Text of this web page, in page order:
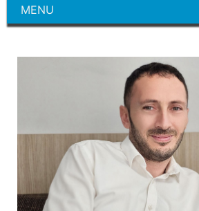
MENU